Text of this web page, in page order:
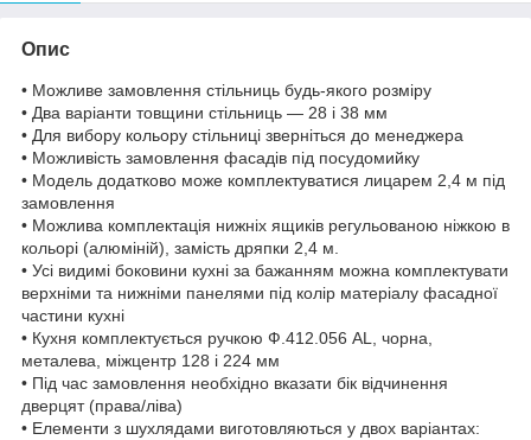
Опис
• Можливе замовлення стільниць будь-якого розміру
• Два варіанти товщини стільниць — 28 і 38 мм
• Для вибору кольору стільниці зверніться до менеджера
• Можливість замовлення фасадів під посудомийку
• Модель додатково може комплектуватися лицарем 2,4 м під
замовлення
• Можлива комплектація нижніх ящиків регульованою ніжкою в
кольорі (алюміній), замість дряпки 2,4 м.
• Усі видимі боковини кухні за бажанням можна комплектувати
верхніми та нижніми панелями під колір матеріалу фасадної
частини кухні
• Кухня комплектується ручкою Ф.412.056 AL, чорна,
металева, міжцентр 128 і 224 мм
• Під час замовлення необхідно вказати бік відчинення
дверцят (права/ліва)
• Елементи з шухлядами виготовляються у двох варіантах: